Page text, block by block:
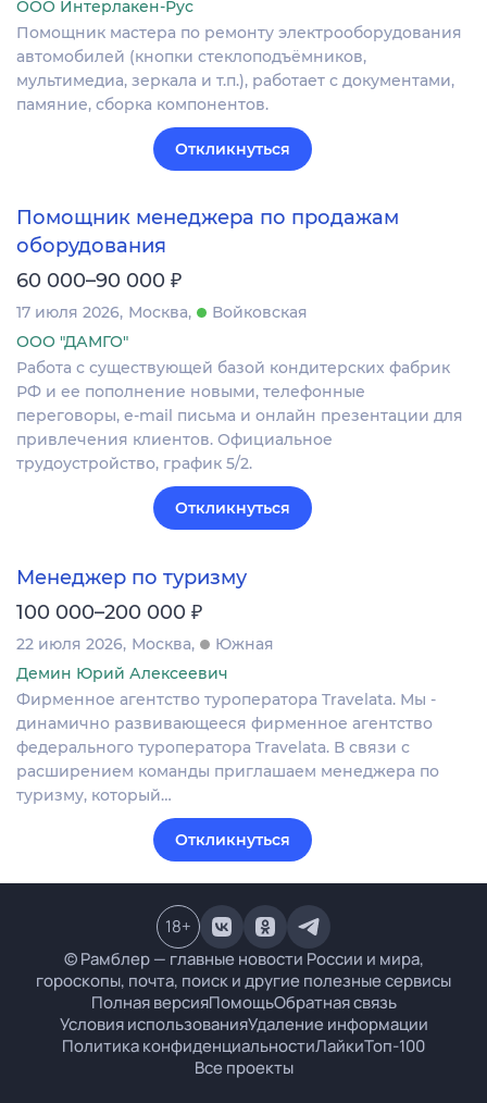
ООО Интерлакен-Рус
Помощник мастера по ремонту электрооборудования
автомобилей (кнопки стеклоподъёмников,
мультимедиа, зеркала и т.п.), работает с документами,
памяние, сборка компонентов.
Откликнуться
Помощник менеджера по продажам
оборудования
60 000–90 000 ₽
17 июля 2026 Москва
Войковская
ООО "ДАМГО"
Работа с существующей базой кондитерских фабрик
РФ и ее пополнение новыми, телефонные
переговоры, e-mail письма и онлайн презентации для
привлечения клиентов. Официальное
трудоустройство, график 5/2.
Откликнуться
Менеджер по туризму
100 000–200 000 ₽
22 июля 2026 Москва
Южная
Демин Юрий Алексеевич
Фирменное агентство туроператора Travelata. Мы -
динамично развивающееся фирменное агентство
федерального туроператора Travelata. В связи с
расширением команды приглашаем менеджера по
туризму, который…
Откликнуться
© Рамблер — главные новости России и мира,
гороскопы, почта, поиск и другие полезные сервисы
Полная версияПомощьОбратная связь
Условия использованияУдаление информации
Политика конфиденциальностиЛайкиТоп-100
Все проекты
18+